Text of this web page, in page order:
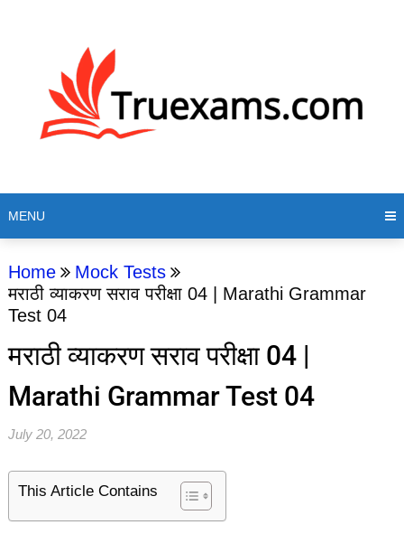
MENU
Home
Mock Tests
मराठी व्याकरण सराव परीक्षा 04 | Marathi Grammar
Test 04
मराठी व्याकरण सराव परीक्षा 04 |
Marathi Grammar Test 04
July 20, 2022
This Article Contains